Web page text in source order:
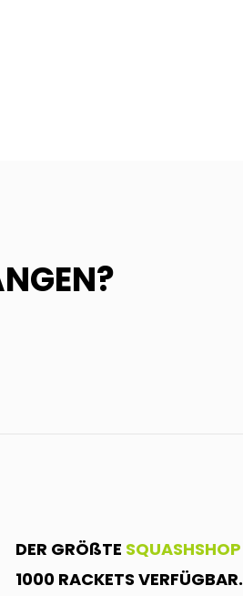
DER GRÖßTE SQUASHSHOP
1000 RACKETS VERFÜGBAR.